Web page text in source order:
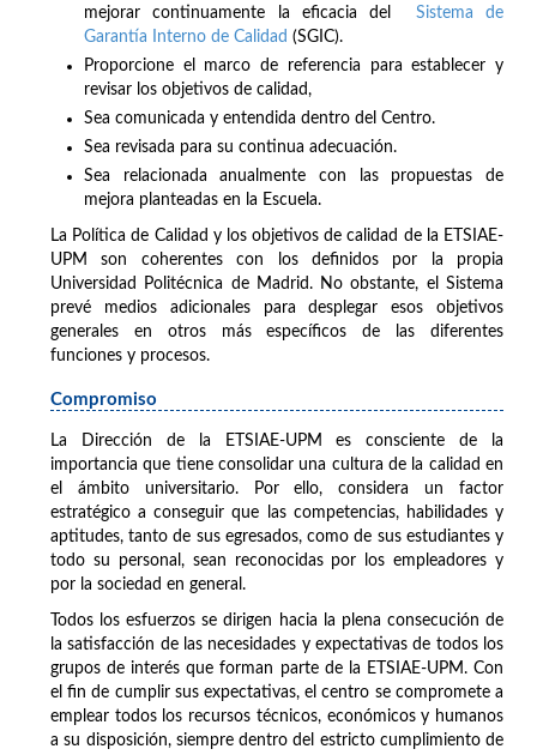
mejorar continuamente la eficacia del Sistema de
Garantía Interno de Calidad (SGIC).
Proporcione el marco de referencia para establecer y
revisar los objetivos de calidad,
Sea comunicada y entendida dentro del Centro.
Sea revisada para su continua adecuación.
Sea relacionada anualmente con las propuestas de
mejora planteadas en la Escuela.
La Política de Calidad y los objetivos de calidad de la ETSIAE-
UPM son coherentes con los definidos por la propia
Universidad Politécnica de Madrid. No obstante, el Sistema
prevé medios adicionales para desplegar esos objetivos
generales en otros más específicos de las diferentes
funciones y procesos.
Compromiso
La Dirección de la ETSIAE-UPM es consciente de la
importancia que tiene consolidar una cultura de la calidad en
el ámbito universitario. Por ello, considera un factor
estratégico a conseguir que las competencias, habilidades y
aptitudes, tanto de sus egresados, como de sus estudiantes y
todo su personal, sean reconocidas por los empleadores y
por la sociedad en general.
Todos los esfuerzos se dirigen hacia la plena consecución de
la satisfacción de las necesidades y expectativas de todos los
grupos de interés que forman parte de la ETSIAE-UPM. Con
el fin de cumplir sus expectativas, el centro se compromete a
emplear todos los recursos técnicos, económicos y humanos
a su disposición, siempre dentro del estricto cumplimiento de